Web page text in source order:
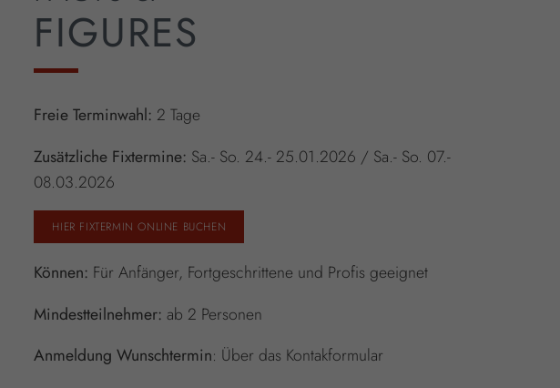
FIGURES
Freie Terminwahl: 2 Tage
Zusätzliche Fixtermine: Sa.- So. 24.- 25.01.2026 / Sa.- So. 07.-
08.03.2026
HIER FIXTERMIN ONLINE BUCHEN
Können: Für Anfänger, Fortgeschrittene und Profis geeignet
Mindestteilnehmer: ab 2 Personen
Anmeldung Wunschtermin: Über das Kontakformular